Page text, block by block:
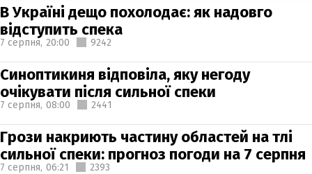
В Україні дещо похолодає: як надовго
відступить спека
7 серпня, 20:00 9242
Синоптикиня відповіла, яку негоду
очікувати після сильної спеки
7 серпня, 08:00 2441
Грози накриють частину областей на тлі
сильної спеки: прогноз погоди на 7 серпня
7 серпня, 06:21 2393